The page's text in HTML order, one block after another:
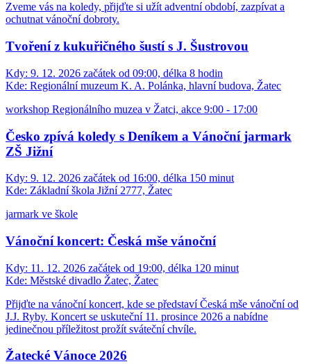
Zveme vás na koledy, přijďte si užít adventní období, zazpívat a
ochutnat vánoční dobroty.
Tvoření z kukuřičného šustí s J. Šustrovou
Kdy: 9. 12. 2026 začátek od 09:00, délka 8 hodin
Kde: Regionální muzeum K. A. Polánka, hlavní budova, Žatec
workshop Regionálního muzea v Žatci, akce 9:00 - 17:00
Česko zpívá koledy s Deníkem a Vánoční jarmark
ZŠ Jižní
Kdy: 9. 12. 2026 začátek od 16:00, délka 150 minut
Kde: Základní škola Jižní 2777, Žatec
jarmark ve škole
Vánoční koncert: Česká mše vánoční
Kdy: 11. 12. 2026 začátek od 19:00, délka 120 minut
Kde: Městské divadlo Žatec, Žatec
Přijďte na vánoční koncert, kde se představí Česká mše vánoční od
J.J. Ryby. Koncert se uskuteční 11. prosince 2026 a nabídne
jedinečnou příležitost prožít sváteční chvíle.
Žatecké Vánoce 2026